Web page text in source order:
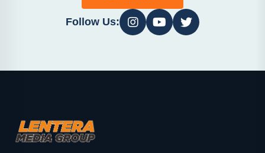
Follow Us: